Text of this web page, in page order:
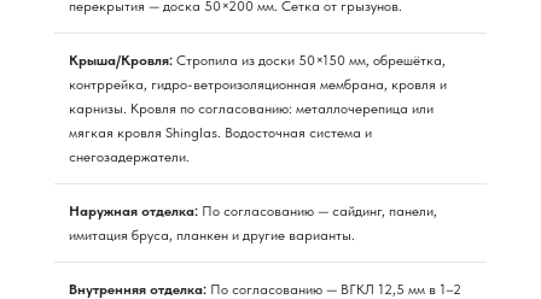
перекрытия — доска 50×200 мм. Сетка от грызунов.
Крыша/Кровля: Стропила из доски 50×150 мм, обрешётка,
контррейка, гидро-ветроизоляционная мембрана, кровля и
карнизы. Кровля по согласованию: металлочерепица или
мягкая кровля Shinglas. Водосточная система и
снегозадержатели.
Наружная отделка: По согласованию — сайдинг, панели,
имитация бруса, планкен и другие варианты.
Внутренняя отделка: По согласованию — ВГКЛ 12,5 мм в 1–2